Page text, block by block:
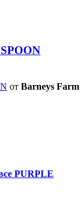
от Barneys Farm
PURPLE